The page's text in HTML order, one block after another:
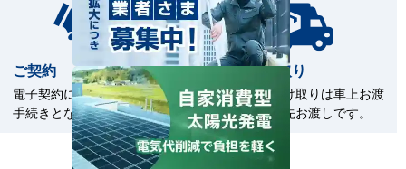
ご契約
電子契約による契約締結のお
手続きとなります。
商品の受取り
商品のお受け取りは車上お渡
しまたは軒先お渡しです。